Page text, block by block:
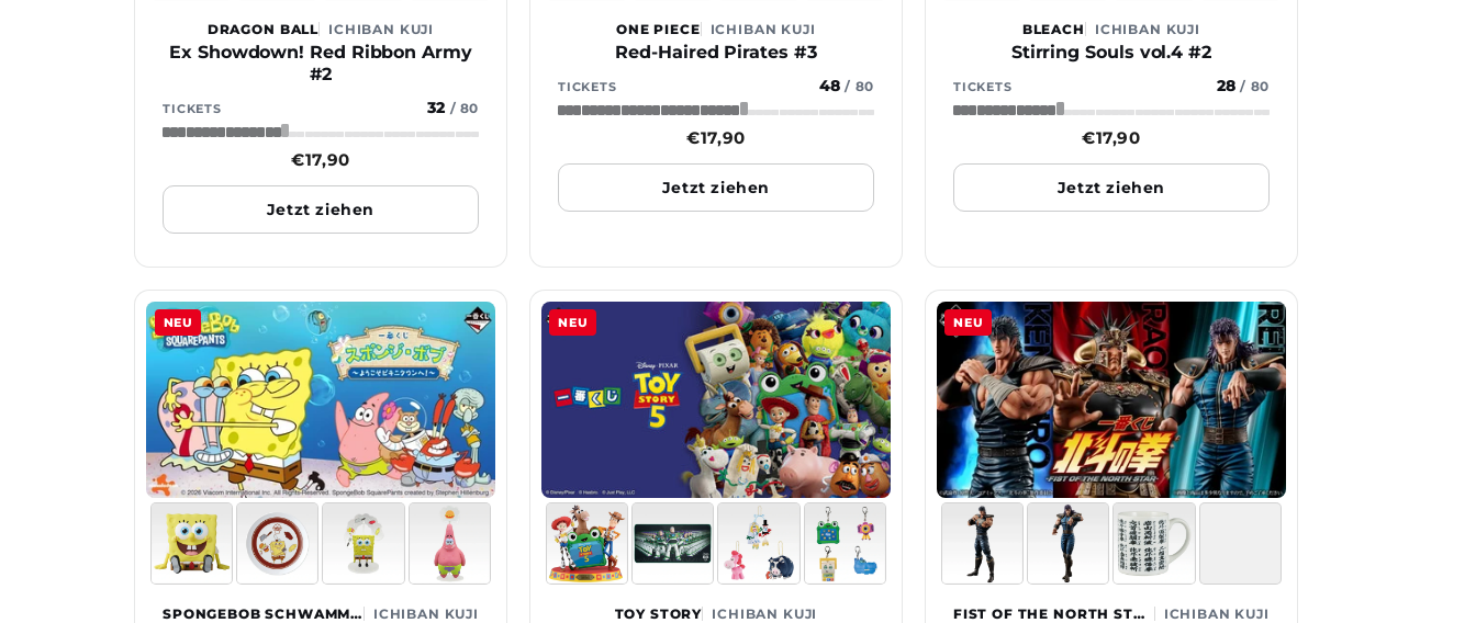
DRAGON BALL ICHIBAN KUJI
Ex Showdown! Red Ribbon Army
#2
TICKETS 32 / 80
Normaler
Preis
€17,90
Jetzt ziehen
ONE PIECE ICHIBAN KUJI
Red-Haired Pirates #3
TICKETS 48 / 80
Normaler
Preis
€17,90
Jetzt ziehen
BLEACH ICHIBAN KUJI
Stirring Souls vol.4 #2
TICKETS 28 / 80
Normaler
Preis
€17,90
Jetzt ziehen
NEU
SPONGEBOB SCHWAMMKOPF ICHIBAN KUJI
NEU
TOY STORY ICHIBAN KUJI
NEU
FIST OF THE NORTH STAR ICHIBAN KUJI